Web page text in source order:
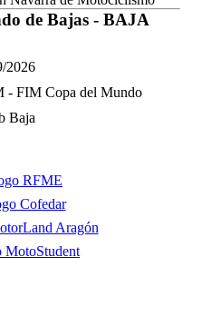
de Bajas - BAJA
2026
- FIM Copa del Mundo
Baja